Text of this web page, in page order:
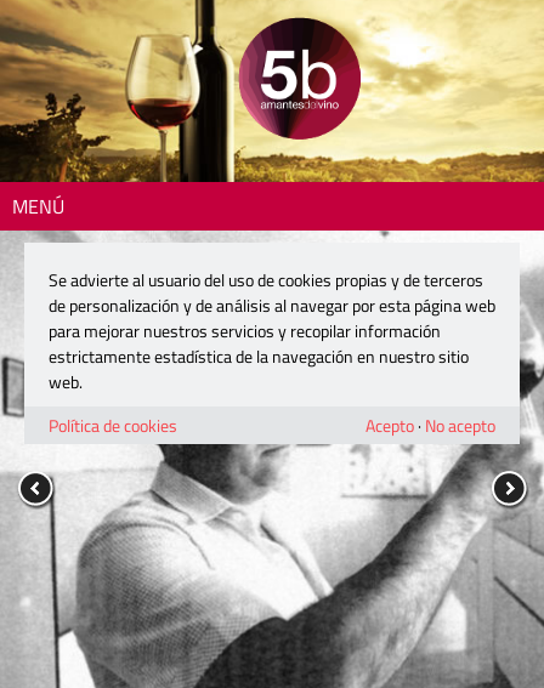
MENÚ
Se advierte al usuario del uso de cookies propias y de terceros
de personalización y de análisis al navegar por esta página web
para mejorar nuestros servicios y recopilar información
estrictamente estadística de la navegación en nuestro sitio
web.
Política de cookies
Acepto· No acepto